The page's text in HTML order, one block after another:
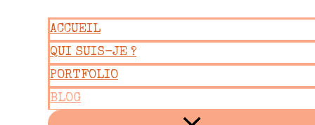
contenu
ACCUEIL
QUI SUIS-JE ?
PORTFOLIO
BLOG